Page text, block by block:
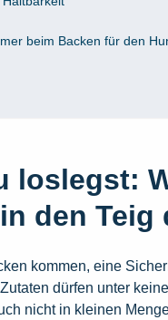
beim Backen für den
loslegst:
den Teig
kommen, eine
dürfen unter
nicht in kleinen